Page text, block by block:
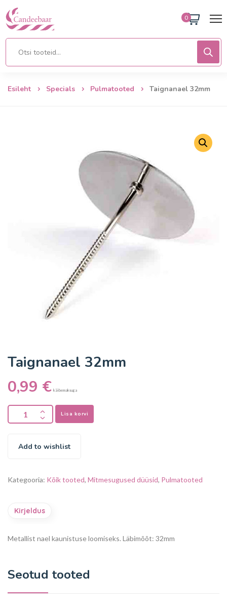
0
Esileht Specials Pulmatooted Taignanael 32mm
Taignanael 32mm
0,99 € käibemaksuga
Lisa korvi
Add to wishlist
Kategooria: Kõik tooted, Mitmesugused düüsid, Pulmatooted
Kirjeldus
Metallist nael kaunistuse loomiseks. Läbimõõt: 32mm
Seotud tooted